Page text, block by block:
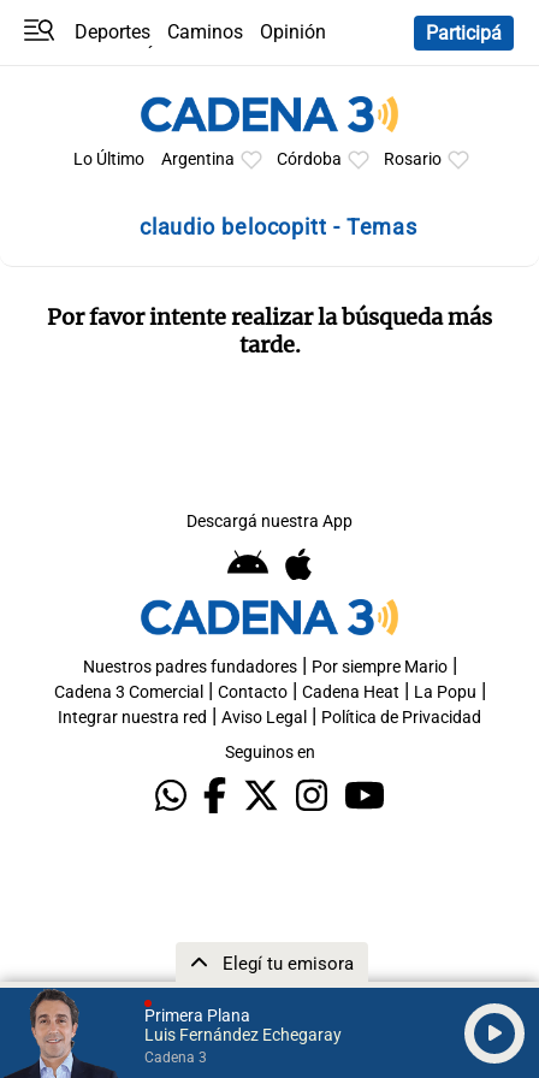
Primera Plana
Luis Fernández Echegaray
Cadena 3
Elegí tu emisora
Deportes Caminos
Opinión
Participá
Lo Último Argentina Córdoba Rosario
claudio belocopitt - Temas
Por favor intente realizar la búsqueda más
tarde.
Descargá nuestra App
Nuestros padres fundadores| Por siempre Mario|
Cadena 3 Comercial | Contacto| Cadena Heat | La Popu |
Integrar nuestra red | Aviso Legal | Política de Privacidad
Seguinos en